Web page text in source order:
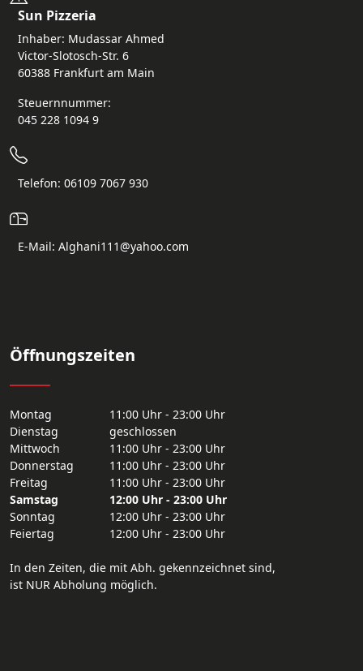
Sun Pizzeria
Inhaber: Mudassar Ahmed
Victor-Slotosch-Str. 6
60388 Frankfurt am Main
Steuernnummer:
045 228 1094 9
Telefon: 06109 7067 930
E-Mail: Alghani111@yahoo.com
Öffnungszeiten
Montag
11:00 Uhr - 23:00 Uhr
Dienstag
geschlossen
Mittwoch
11:00 Uhr - 23:00 Uhr
Donnerstag
11:00 Uhr - 23:00 Uhr
Freitag
11:00 Uhr - 23:00 Uhr
Samstag
12:00 Uhr - 23:00 Uhr
Sonntag
12:00 Uhr - 23:00 Uhr
Feiertag
12:00 Uhr - 23:00 Uhr
In den Zeiten, die mit Abh. gekennzeichnet sind,
ist NUR Abholung möglich.